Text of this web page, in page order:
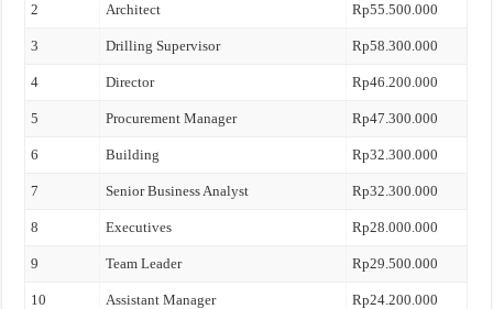
2 Architect Rp55.500.000
3 Drilling Supervisor Rp58.300.000
4 Director Rp46.200.000
5 Procurement Manager Rp47.300.000
6 Building Rp32.300.000
7 Senior Business Analyst Rp32.300.000
8 Executives Rp28.000.000
9 Team Leader Rp29.500.000
10 Assistant Manager Rp24.200.000